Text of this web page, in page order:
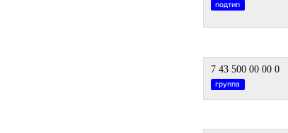
подтип
7 43 500 00 00 0
группа